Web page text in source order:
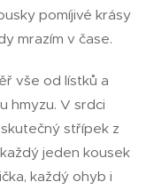
pomíjivé krásy
mrazím v čase.
vše od lístků a
hmyzu. V srdci
střípek z
jeden kousek
každý ohyb i